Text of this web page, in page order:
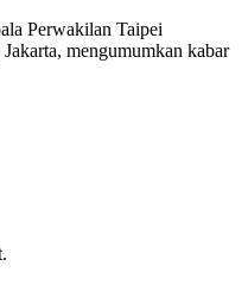
Perwakilan Taipei
mengumumkan kabar